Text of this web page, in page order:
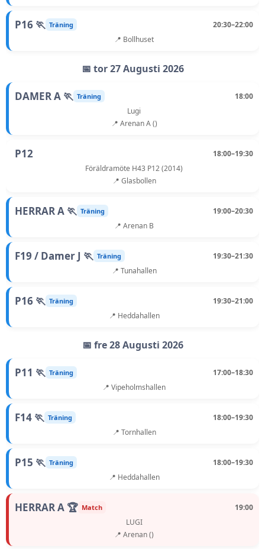
P16 🏃 Träning
20:30–22:00
📍 Bollhuset
📅 tor 27 Augusti 2026
DAMER A 🏃 Träning
18:00
Lugi
📍 Arenan A ()
P12
18:00–19:30
Föräldramöte H43 P12 (2014)
📍 Glasbollen
HERRAR A 🏃 Träning
19:00–20:30
📍 Arenan B
F19 / Damer J 🏃 Träning
19:30–21:30
📍 Tunahallen
P16 🏃 Träning
19:30–21:00
📍 Heddahallen
📅 fre 28 Augusti 2026
P11 🏃 Träning
17:00–18:30
📍 Vipeholmshallen
F14 🏃 Träning
18:00–19:30
📍 Tornhallen
P15 🏃 Träning
18:00–19:30
📍 Heddahallen
HERRAR A 🏆 Match
19:00
LUGI
📍 Arenan ()